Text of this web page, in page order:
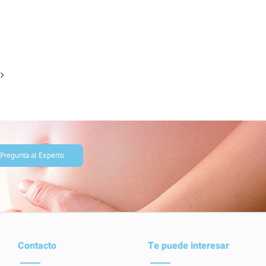
Pregunta al Experto
Contacto Te puede interesar